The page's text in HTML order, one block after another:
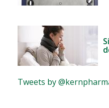
Tweets by